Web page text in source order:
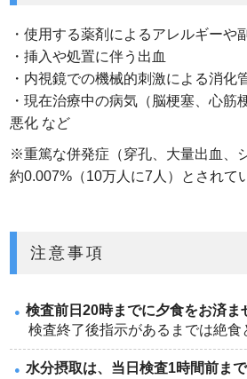
・使用する薬剤によるアレルギーや
・挿入や処置に伴う出血
・内視鏡での機械的刺激による消化
・現在治療中の病気（脳梗塞、心筋
悪化 など
※重篤な併発症（穿孔、大量出血、
約0.007%（10万人に7人）とされて
注意事項
検査前日20時までに夕食をお済ま
検査終了後指示があるまでは絶食
水分摂取は、当日検査1時間前ま